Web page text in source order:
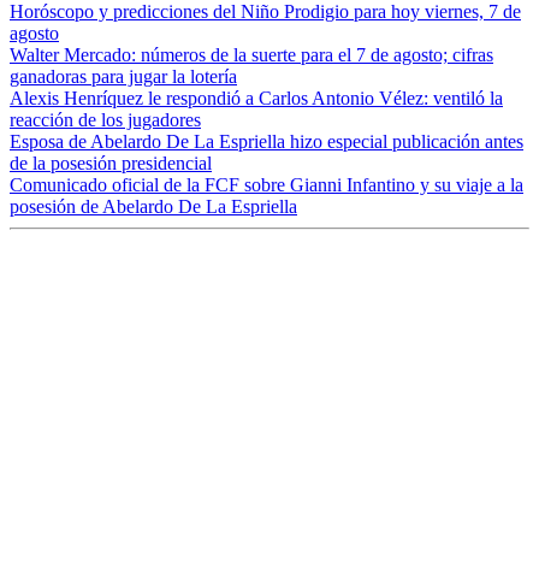
Horóscopo y predicciones del Niño Prodigio para hoy viernes, 7 de
agosto
Walter Mercado: números de la suerte para el 7 de agosto; cifras
ganadoras para jugar la lotería
Alexis Henríquez le respondió a Carlos Antonio Vélez: ventiló la
reacción de los jugadores
Esposa de Abelardo De La Espriella hizo especial publicación antes
de la posesión presidencial
Comunicado oficial de la FCF sobre Gianni Infantino y su viaje a la
posesión de Abelardo De La Espriella